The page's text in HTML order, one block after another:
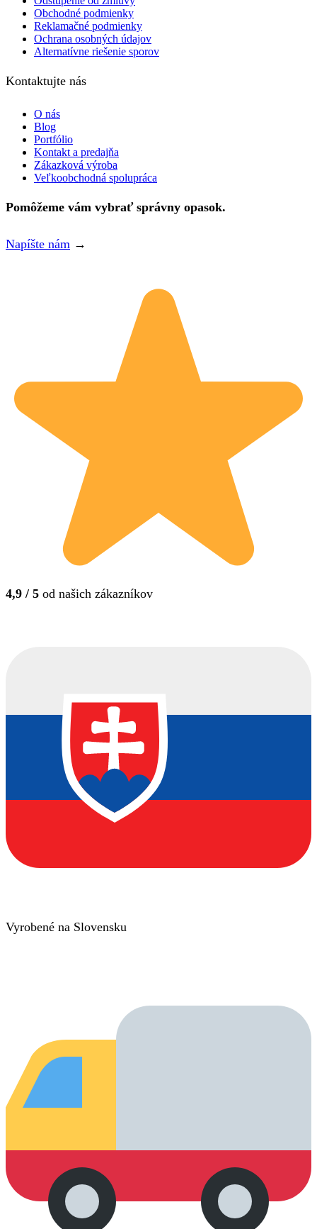
Obchodné podmienky
Reklamačné podmienky
Ochrana osobných údajov
Alternatívne riešenie sporov
Kontaktujte nás
O nás
Blog
Portfólio
Kontakt a predajňa
Zákazková výroba
Veľkoobchodná spolupráca
Pomôžeme vám vybrať správny opasok.
Napíšte nám →
4,9 / 5 od našich zákazníkov
Vyrobené na Slovensku